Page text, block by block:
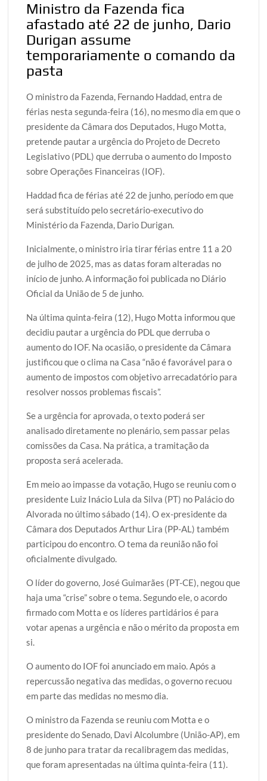
i
t
t
e
r
c
e
b
o
a
s
A
o
g
g
e
a
r
e
Ministro da Fazenda fica
afastado até 22 de junho, Dario
Durigan assume
temporariamente o comando da
pasta
O ministro da Fazenda, Fernando Haddad, entra de
férias nesta segunda-feira (16), no mesmo dia em que o
presidente da Câmara dos Deputados, Hugo Motta,
pretende pautar a urgência do Projeto de Decreto
Legislativo (PDL) que derruba o aumento do Imposto
sobre Operações Financeiras (IOF).
Haddad fica de férias até 22 de junho, período em que
será substituído pelo secretário-executivo do
Ministério da Fazenda, Dario Durigan.
Inicialmente, o ministro iria tirar férias entre 11 a 20
de julho de 2025, mas as datas foram alteradas no
início de junho. A informação foi publicada no Diário
Oficial da União de 5 de junho.
Na última quinta-feira (12), Hugo Motta informou que
decidiu pautar a urgência do PDL que derruba o
aumento do IOF. Na ocasião, o presidente da Câmara
justificou que o clima na Casa “não é favorável para o
aumento de impostos com objetivo arrecadatório para
resolver nossos problemas fiscais”.
Se a urgência for aprovada, o texto poderá ser
analisado diretamente no plenário, sem passar pelas
comissões da Casa. Na prática, a tramitação da
proposta será acelerada.
Em meio ao impasse da votação, Hugo se reuniu com o
presidente Luiz Inácio Lula da Silva (PT) no Palácio do
Alvorada no último sábado (14). O ex-presidente da
Câmara dos Deputados Arthur Lira (PP-AL) também
participou do encontro. O tema da reunião não foi
oficialmente divulgado.
O líder do governo, José Guimarães (PT-CE), negou que
haja uma “crise” sobre o tema. Segundo ele, o acordo
firmado com Motta e os líderes partidários é para
votar apenas a urgência e não o mérito da proposta em
si.
O aumento do IOF foi anunciado em maio. Após a
repercussão negativa das medidas, o governo recuou
em parte das medidas no mesmo dia.
O ministro da Fazenda se reuniu com Motta e o
presidente do Senado, Davi Alcolumbre (União-AP), em
8 de junho para tratar da recalibragem das medidas,
que foram apresentadas na última quinta-feira (11).